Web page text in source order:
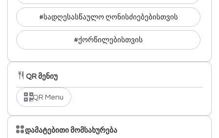
#სადღესასწაულო ღონისძიებებისთვის
#ქორწილებისთვის
QR მენიუ
QR Menu
დამატებითი მომსახურება